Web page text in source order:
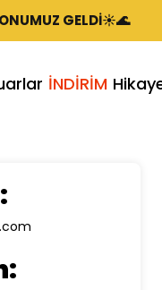
GELDİ☀️🌊
Şort & T-
İNDİRİM